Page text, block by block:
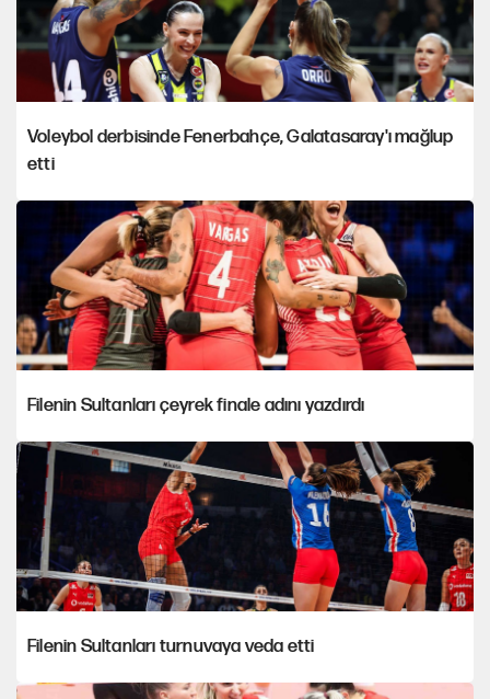
Voleybol derbisinde Fenerbahçe, Galatasaray'ı mağlup
etti
Filenin Sultanları çeyrek finale adını yazdırdı
Filenin Sultanları turnuvaya veda etti